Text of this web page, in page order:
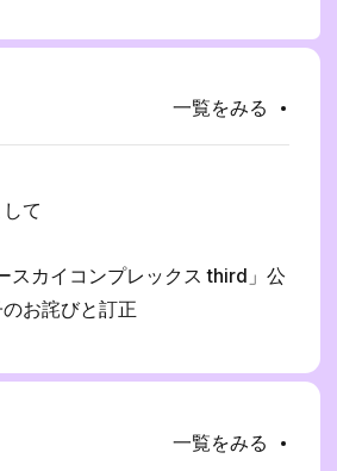
一覧をみる
て
スカイコンプレックス third」公
お詫びと訂正
一覧をみる